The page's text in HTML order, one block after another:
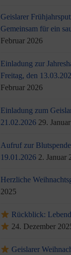
Geislarer
Gemeinsam für ein
Februar 2026
Einladung zur
Freitag, den
Februar 2026
Einladung zum
21.02.2026 29.
Aufruf zur
19.01.2026 2. Januar
Herzliche
2025
Rückblick:
24. Dezember
Geislarer